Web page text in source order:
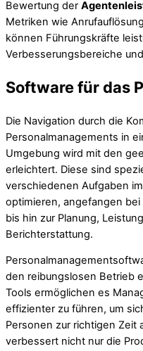
Bewertung der
Metriken wie
können Führungskräfte
Verbesserungsbereiche
Software für das
Die Navigation durch die
Personalmanagements in
Umgebung wird mit den
erleichtert. Diese sind
verschiedenen Aufgaben
optimieren, angefangen
bis hin zur Planung,
Berichterstattung.
den reibungslosen Betrieb
Tools ermöglichen es
effizienter zu führen, um
Personen zur richtigen Zeit
verbessert nicht nur die